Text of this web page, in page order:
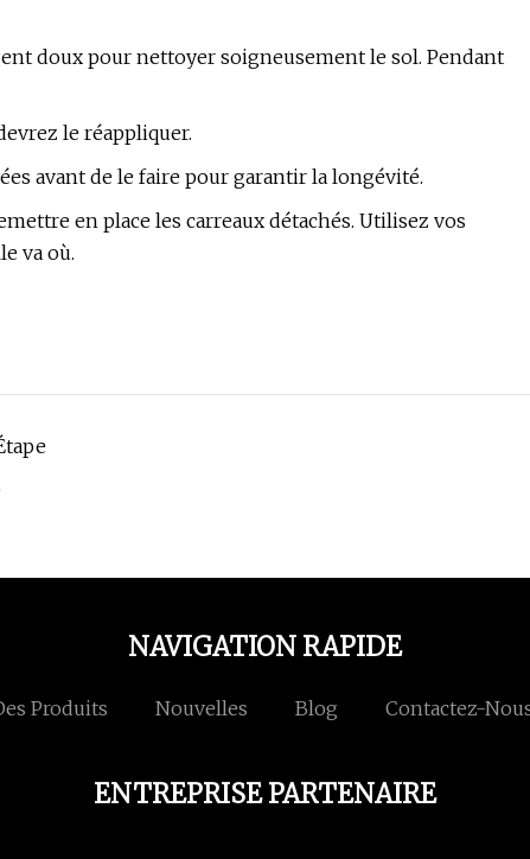
doux pour nettoyer soigneusement le sol. Pendant
le réappliquer.
avant de le faire pour garantir la longévité.
en place les carreaux détachés. Utilisez vos
va où.
NAVIGATION RAPIDE
Produits Nouvelles Blog Contactez-
ENTREPRISE PARTENAIRE